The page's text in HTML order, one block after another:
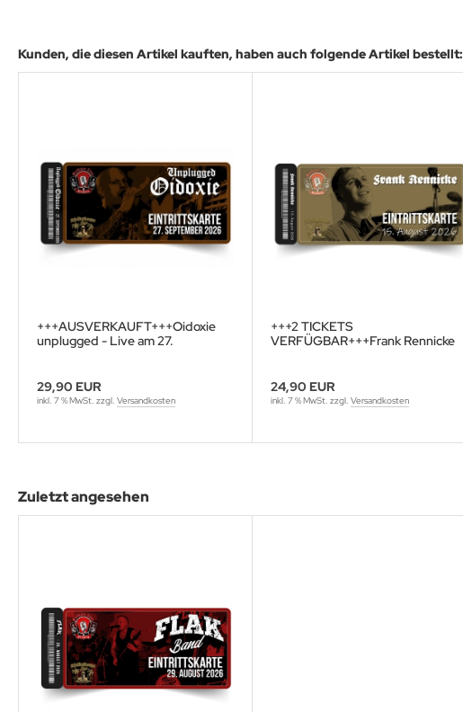
Kunden, die diesen Artikel kauften, haben auch folgende Artikel bestellt:
+++AUSVERKAUFT+++Oidoxie
unplugged - Live am 27.
29,90 EUR
inkl. 7 % MwSt. zzgl. Versandkosten
+++2 TICKETS
VERFÜGBAR+++Frank Rennicke
24,90 EUR
inkl. 7 % MwSt. zzgl.Versandkosten
Zuletzt angesehen